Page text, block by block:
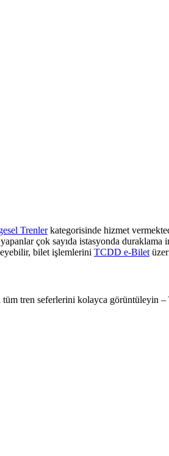
Trenlerkategorisinde hizmet
çok sayıda istasyonda duraklama
bilet işlemlerini TCDD e-Bilet
tren seferlerini kolayca görüntüleyin –